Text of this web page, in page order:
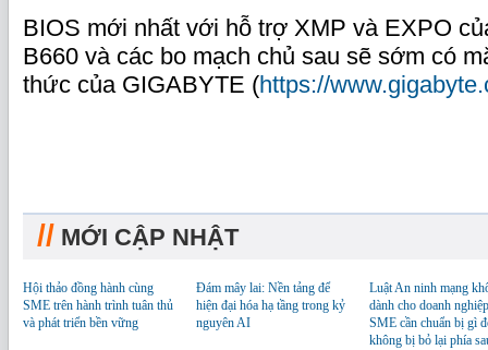
BIOS mới nhất với hỗ trợ XMP và EXPO
B660 và các bo mạch chủ sau sẽ sớm có
thức của GIGABYTE (https://
// MỚI CẬP NHẬT
Hội thảo đồng hành cùng
SME trên hành trình tuân thủ
và phát triển bền vững
Đám mây lai: Nền tảng để
hiện đại hóa hạ tầng trong kỷ
nguyên AI
Luật An ninh mạng
dành cho doanh
SME cần chuẩn bị gì
không bị bỏ lại phía